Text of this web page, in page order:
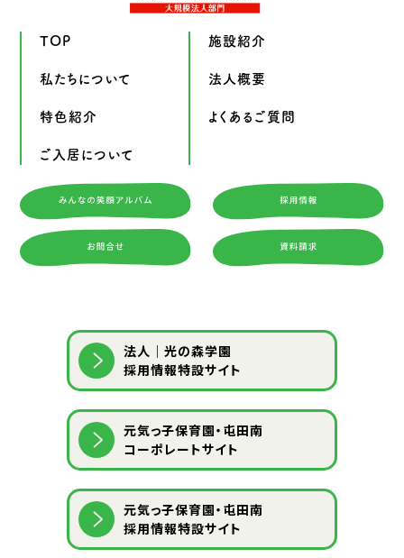
TOP
私たちについて
特色紹介
ご入居について
施設紹介
法人概要
よくあるご質問
法人｜光の森学園
採用情報特設サイト
元気っ子保育園・屯田南
コーポレートサイト
元気っ子保育園・屯田南
採用情報特設サイト